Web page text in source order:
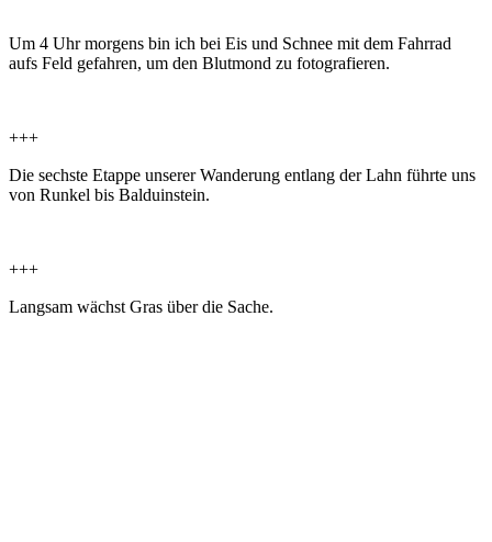
Um 4 Uhr morgens bin ich bei Eis und Schnee mit dem Fahrrad
aufs Feld gefahren, um den Blutmond zu fotografieren.
+++
Die sechste Etappe unserer Wanderung entlang der Lahn führte uns
von Runkel bis Balduinstein.
+++
Langsam wächst Gras über die Sache.